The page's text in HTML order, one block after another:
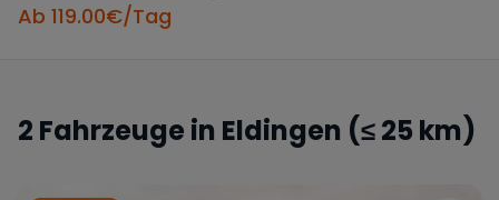
Ab 119.00€/Tag
2 Fahrzeuge in Eldingen (≤ 25 km)